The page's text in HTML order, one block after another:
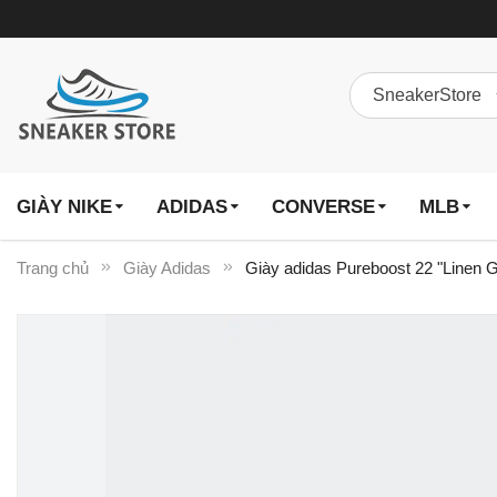
GIÀY NIKE ADIDAS CONVERSE MLB
Trang chủ Giày Adidas Giày adidas Pureboost 22 "Linen